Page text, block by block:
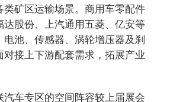
类矿区运输场景。商用车零配件
达股份、上汽通用五菱、亿安等
池、传感器、涡轮增压器及刹
对接上下游配套需求，拓展产业
汽车专区的空间阵容较上届展会